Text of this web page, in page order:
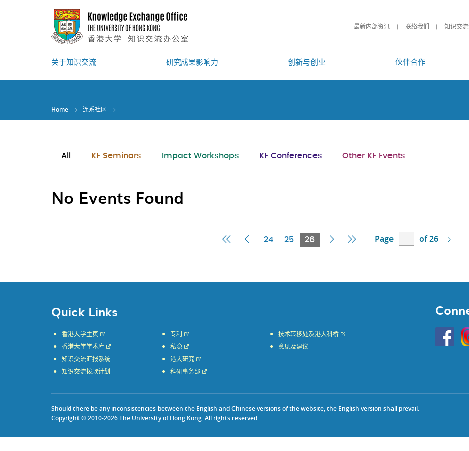
最新内部资讯 联络我们 知识交
关于知识交流 研究成果影响力 创新与创业 伙伴合作
Home 连系社区
All KE Seminars Impact Workshops KE Conferences Other KE Events
No Events Found
First
Previous
24 25 26CurrentNext Last
Page of 26
Quick Links
香港大学主页
香港大学学术库
知识交流汇报系统
知识交流拨款计划
专利
私隐
港大研究
科研事务部
技术转移处及港大科桥
意见及建议
HKU
Should there be any inconsistencies between the English and Chinese versions of the website, the English version shall prevail.
Copyright © 2010-2026 The University of Hong Kong. All rights reserved.